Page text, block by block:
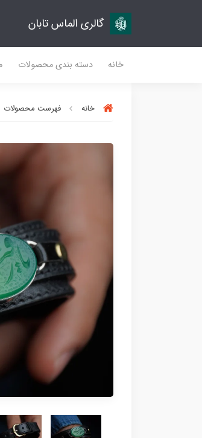
گالری الماس تابان
خانه دسته بندی محصولات
خانه فهرست محصولات